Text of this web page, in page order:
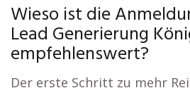
Wieso ist die
Lead Generierung
empfehlenswert?
Der erste Schritt zu mehr